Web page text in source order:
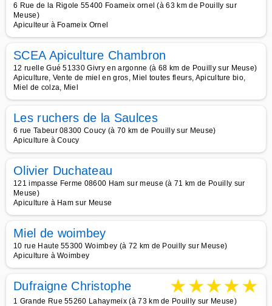
6 Rue de la Rigole 55400 Foameix ornel (à 63 km de Pouilly sur
Meuse)
Apiculteur à Foameix Ornel
SCEA Apiculture Chambron
12 ruelle Gué 51330 Givry en argonne (à 68 km de Pouilly sur Meuse)
Apiculture, Vente de miel en gros, Miel toutes fleurs, Apiculture bio,
Miel de colza, Miel
Les ruchers de la Saulces
6 rue Tabeur 08300 Coucy (à 70 km de Pouilly sur Meuse)
Apiculture à Coucy
Olivier Duchateau
121 impasse Ferme 08600 Ham sur meuse (à 71 km de Pouilly sur
Meuse)
Apiculture à Ham sur Meuse
Miel de woimbey
10 rue Haute 55300 Woimbey (à 72 km de Pouilly sur Meuse)
Apiculture à Woimbey
Dufraigne Christophe ★★★★★
1 Grande Rue 55260 Lahaymeix (à 73 km de Pouilly sur Meuse)